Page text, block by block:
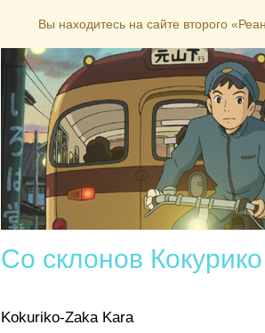
Вы находитесь на сайте второго
Со склонов Кокурико
Kokuriko-Zaka Kara